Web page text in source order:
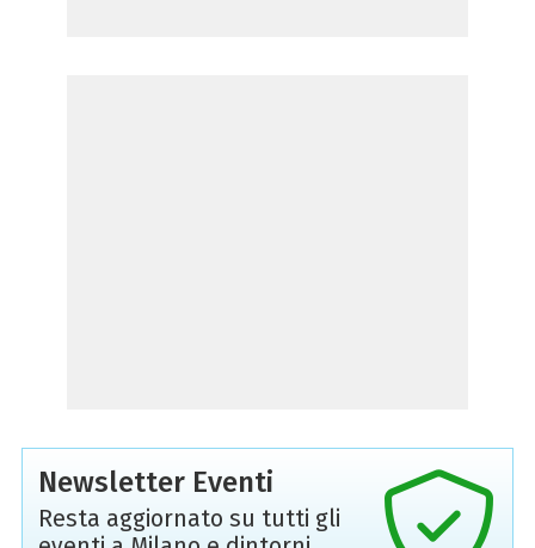
Newsletter Eventi
Resta aggiornato su tutti gli